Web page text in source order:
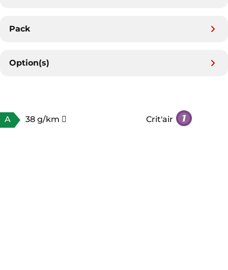
Pack
Option(s)
A 38 g/km Crit'air